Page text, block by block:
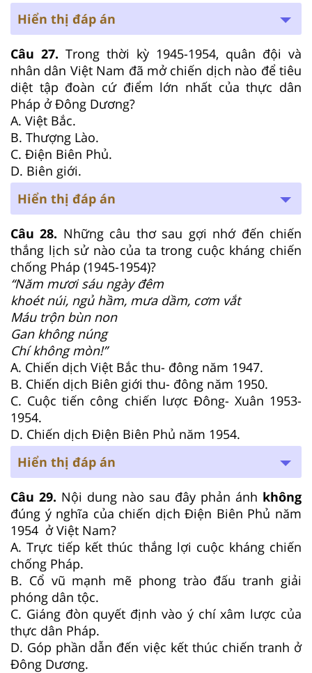
Hiển thị đáp án
Câu 27. Trong thời kỳ 1945-1954, quân đội và
nhân dân Việt Nam đã mở chiến dịch nào để tiêu
diệt tập đoàn cứ điểm lớn nhất của thực dân
Pháp ở Đông Dương?
A. Việt Bắc.
B. Thượng Lào.
C. Điện Biên Phủ.
D. Biên giới.
Hiển thị đáp án
Câu 28. Những câu thơ sau gợi nhớ đến chiến
thắng lịch sử nào của ta trong cuộc kháng chiến
chống Pháp (1945-1954)?
“Năm mươi sáu ngày đêm
khoét núi, ngủ hầm, mưa dầm, cơm vắt
Máu trộn bùn non
Gan không núng
Chí không mòn!”
A. Chiến dịch Việt Bắc thu- đông năm 1947.
B. Chiến dịch Biên giới thu- đông năm 1950.
C. Cuộc tiến công chiến lược Đông- Xuân 1953-
1954.
D. Chiến dịch Điện Biên Phủ năm 1954.
Hiển thị đáp án
Câu 29. Nội dung nào sau đây phản ánh không
đúng ý nghĩa của chiến dịch Điện Biên Phủ năm
1954 ở Việt Nam?
A. Trực tiếp kết thúc thắng lợi cuộc kháng chiến
chống Pháp.
B. Cổ vũ mạnh mẽ phong trào đấu tranh giải
phóng dân tộc.
C. Giáng đòn quyết định vào ý chí xâm lược của
thực dân Pháp.
D. Góp phần dẫn đến việc kết thúc chiến tranh ở
Đông Dương.